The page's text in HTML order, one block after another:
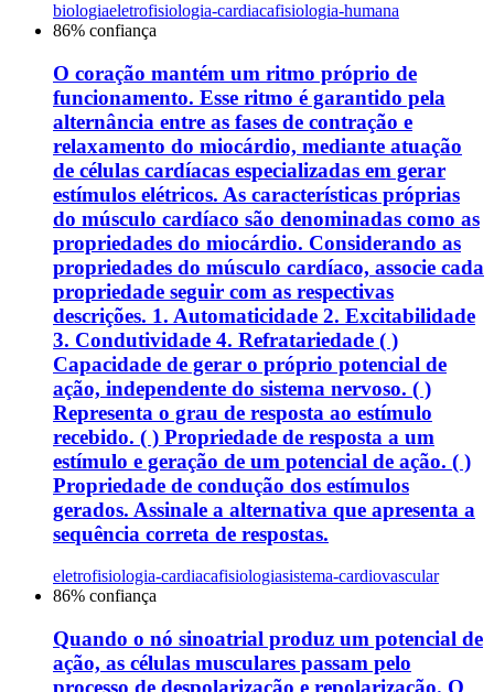
biologiaeletrofisiologia-cardiacafisiologia-humana
86% confiança
O coração mantém um ritmo próprio de
funcionamento. Esse ritmo é garantido pela
alternância entre as fases de contração e
relaxamento do miocárdio, mediante atuação
de células cardíacas especializadas em gerar
estímulos elétricos. As características próprias
do músculo cardíaco são denominadas como as
propriedades do miocárdio. Considerando as
propriedades do músculo cardíaco, associe cada
propriedade seguir com as respectivas
descrições. 1. Automaticidade 2. Excitabilidade
3. Condutividade 4. Refratariedade ( )
Capacidade de gerar o próprio potencial de
ação, independente do sistema nervoso. ( )
Representa o grau de resposta ao estímulo
recebido. ( ) Propriedade de resposta a um
estímulo e geração de um potencial de ação. ( )
Propriedade de condução dos estímulos
gerados. Assinale a alternativa que apresenta a
sequência correta de respostas.
eletrofisiologia-cardiacafisiologiasistema-cardiovascular
86% confiança
Quando o nó sinoatrial produz um potencial de
ação, as células musculares passam pelo
processo de despolarização e repolarização. O